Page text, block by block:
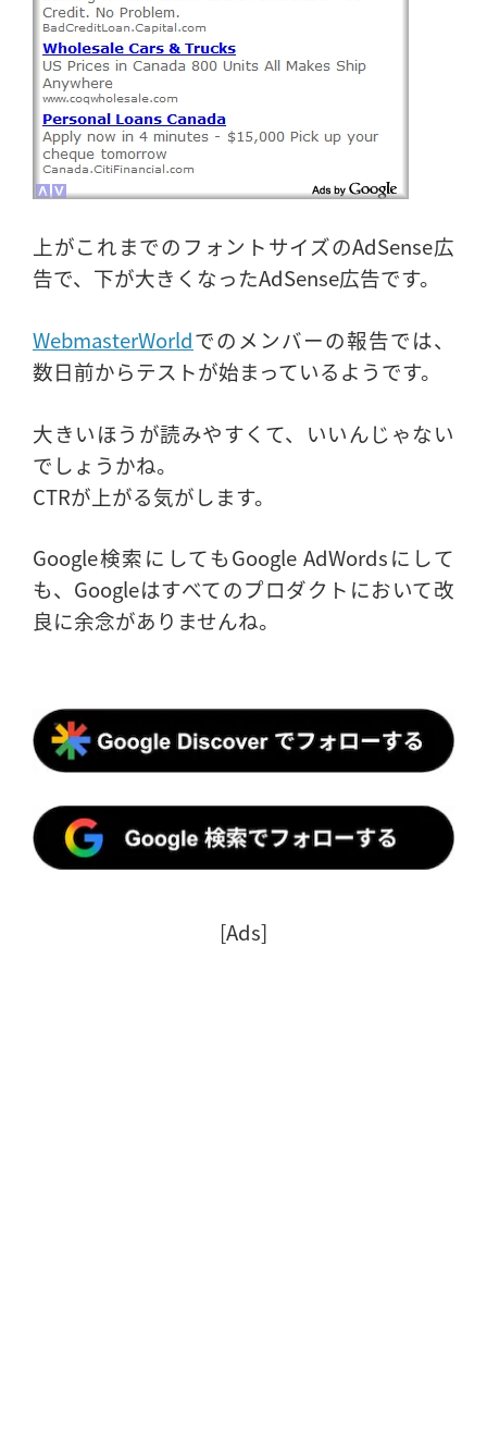
上がこれまでのフォントサイズのAdSense広
告で、下が大きくなったAdSense広告です。
WebmasterWorldでのメンバーの報告では、
数日前からテストが始まっているようです。
大きいほうが読みやすくて、いいんじゃない
でしょうかね。
CTRが上がる気がします。
Google検索にしてもGoogle AdWordsにして
も、Googleはすべてのプロダクトにおいて改
良に余念がありませんね。
[Ads]